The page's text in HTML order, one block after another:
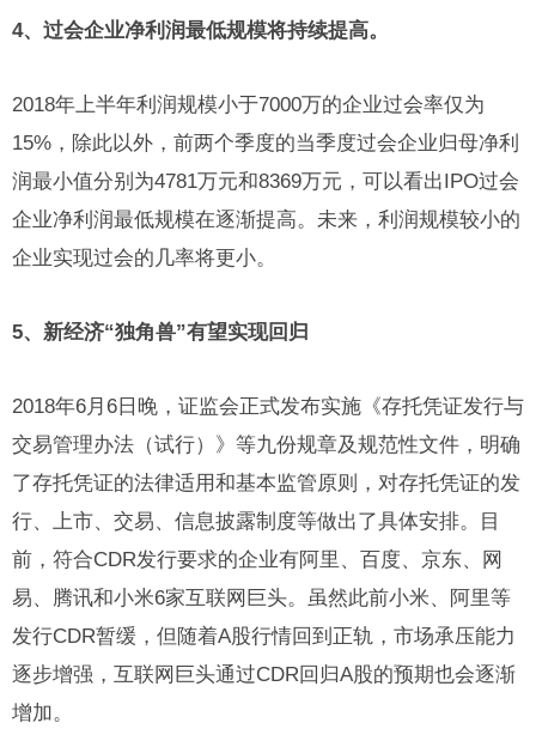
4、过会企业净利润最低规模将持续提高。
2018年上半年利润规模小于7000万的企业过会率仅为
15%，除此以外，前两个季度的当季度过会企业归母净利
润最小值分别为4781万元和8369万元，可以看出IPO过会
企业净利润最低规模在逐渐提高。未来，利润规模较小的
企业实现过会的几率将更小。
5、新经济“独角兽”有望实现回归
2018年6月6日晚，证监会正式发布实施《存托凭证发行与
交易管理办法（试行）》等九份规章及规范性文件，明确
了存托凭证的法律适用和基本监管原则，对存托凭证的发
行、上市、交易、信息披露制度等做出了具体安排。目
前，符合CDR发行要求的企业有阿里、百度、京东、网
易、腾讯和小米6家互联网巨头。虽然此前小米、阿里等
发行CDR暂缓，但随着A股行情回到正轨，市场承压能力
逐步增强，互联网巨头通过CDR回归A股的预期也会逐渐
增加。